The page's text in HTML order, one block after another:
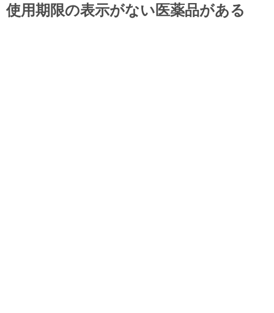
使用期限の表示がない医薬品がある